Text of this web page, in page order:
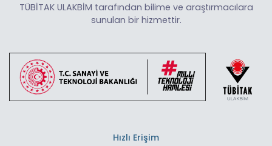
TÜBİTAK ULAKBİM tarafından bilime ve araştırmacılara
sunulan bir hizmettir.
Hızlı Erişim